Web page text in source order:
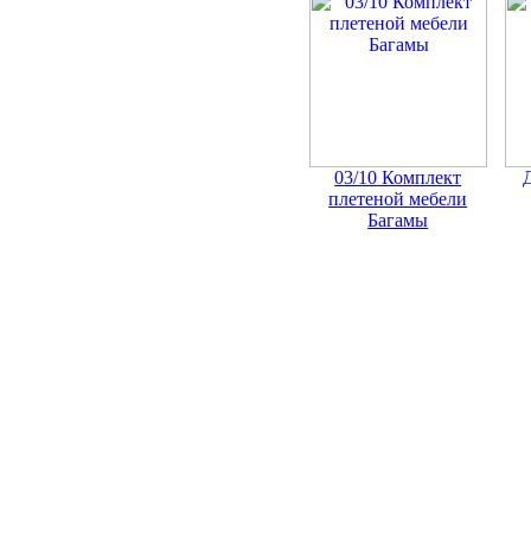
03/10 Комплект
плетеной мебели
Багамы